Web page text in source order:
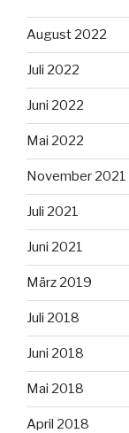
August 2022
Juli 2022
Juni 2022
Mai 2022
November 2021
Juli 2021
Juni 2021
März 2019
Juli 2018
Juni 2018
Mai 2018
April 2018